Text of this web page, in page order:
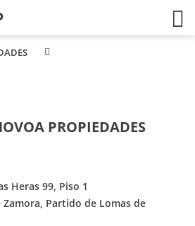
PROPIEDADES
Heras 99, Piso 1
Zamora, Partido de Lomas de